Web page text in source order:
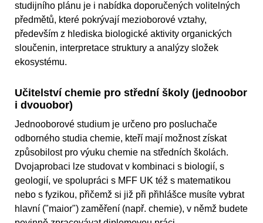
studijního plánu je i nabídka doporučených volitelných
předmětů, které pokrývají mezioborové vztahy,
především z hlediska biologické aktivity organických
sloučenin, interpretace struktury a analýzy složek
ekosystému.
Učitelství chemie pro střední školy (jednoobor
i dvouobor)
Jednooborové studium je určeno pro posluchače
odborného studia chemie, kteří mají možnost získat
způsobilost pro výuku chemie na středních školách.
Dvojaprobaci lze studovat v kombinaci s biologií, s
geologií, ve spolupráci s MFF UK též s matematikou
nebo s fyzikou, přičemž si již při přihlášce musíte vybrat
hlavní ("maior") zaměření (např. chemie), v němž budete